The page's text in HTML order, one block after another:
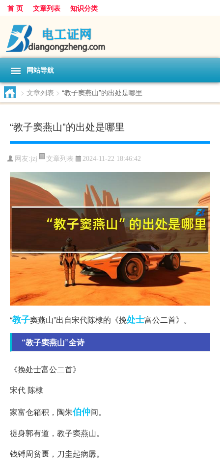
首 页 文章列表 知识分类
网站导航
> 文章列表 > “教子窦燕山”的出处是哪里
“教子窦燕山”的出处是哪里
网友:jzj 文章列表 2024-11-22 18:46:42
“教子窦燕山”出自宋代陈棣的《挽处士富公二首》。
“教子窦燕山”全诗
《挽处士富公二首》
宋代 陈棣
家富仓箱积，陶朱伯仲间。
禔身郭有道，教子窦燕山。
钱镈周贫匮，刀圭起病孱。